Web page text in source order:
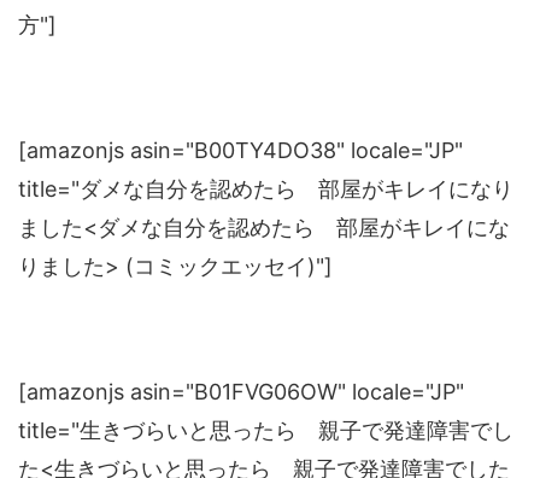
方"]
[amazonjs asin="B00TY4DO38" locale="JP"
title="ダメな自分を認めたら 部屋がキレイになり
ました<ダメな自分を認めたら 部屋がキレイにな
りました> (コミックエッセイ)"]
[amazonjs asin="B01FVG06OW" locale="JP"
title="生きづらいと思ったら 親子で発達障害でし
た<生きづらいと思ったら 親子で発達障害でした